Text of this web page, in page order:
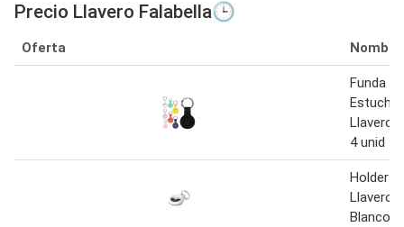
Precio Llavero Falabella🕒
Oferta Nombre
Funda
Estuche
Llavero
4 unid
Holder
Llavero
Blanco